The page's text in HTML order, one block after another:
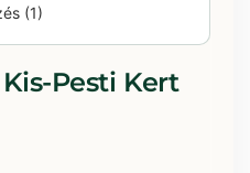
(1)
Pesti Kert